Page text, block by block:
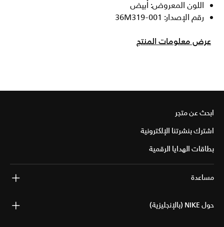
اللون المعروض: أبيض
رقم الإصدار: 36M319-001
عرض معلومات المنتج
ابحث عن متجر
اشترك بنشرتنا الإلكترونية
بطاقات الهدايا الرقمية
مساعدة
حول NIKE (بالإنجليزية)